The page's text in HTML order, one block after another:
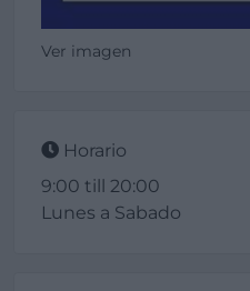
Ver imagen
Horario
9:00 till 20:00
Lunes a Sabado